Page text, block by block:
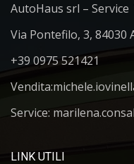
AutoHaus srl – Service
Via Pontefilo, 3, 84030
+39 0975 521421
Vendita:
Service:
LINK UTILI